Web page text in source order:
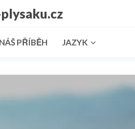
NÁŠ PŘÍBĚH JAZYK